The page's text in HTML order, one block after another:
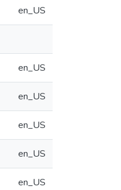
en_US
en_US
en_US
en_US
en_US
en_US